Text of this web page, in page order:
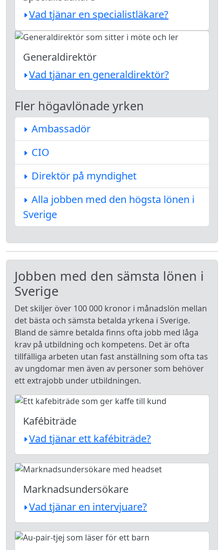
Vad tjänar en specialistläkare?
Generaldirektör
Vad tjänar en generaldirektör?
Fler högavlönade yrken
Ambassadör
CIO
Direktör på myndighet
Alla jobben med den högsta lönen i
Sverige
Jobben med den sämsta lönen i
Sverige
Det skiljer över 100 000 kronor i månadslön mellan
det bästa och sämsta betalda yrkena i Sverige.
Bland de sämre betalda finns ofta jobb med låga
krav på utbildning och kompetens. Det är ofta
tillfälliga arbeten utan fast anställning som ofta tas
av ungdomar men även av personer som behöver
ett extrajobb under utbildningen.
Kafébiträde
Vad tjänar ett kafébiträde?
Marknadsundersökare
Vad tjänar en intervjuare?